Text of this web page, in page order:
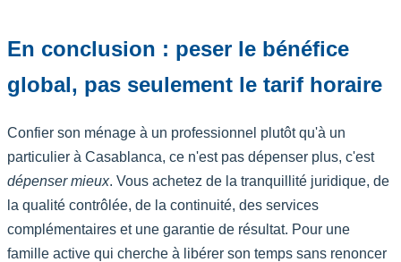
En conclusion : peser le bénéfice
global, pas seulement le tarif horaire
Confier son ménage à un professionnel plutôt qu'à un
particulier à Casablanca, ce n'est pas dépenser plus, c'est
dépenser mieux. Vous achetez de la tranquillité juridique, de
la qualité contrôlée, de la continuité, des services
complémentaires et une garantie de résultat. Pour une
famille active qui cherche à libérer son temps sans renoncer